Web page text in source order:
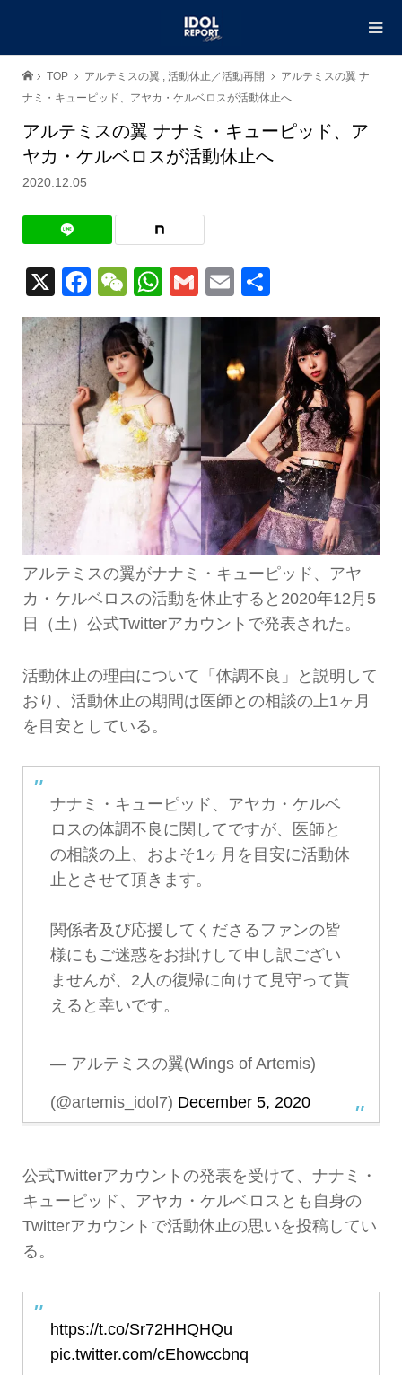
TOP アルテミスの翼 , 活動休止／活動再開
アルテミスの翼 ナ
ナミ・キューピッド、アヤカ・ケルベロスが活動休止へ
アルテミスの翼 ナナミ・キューピッド、ア
ヤカ・ケルベロスが活動休止へ
2020.12.05
X Facebook
WeChat
WhatsApp
GmailEmail
有
アルテミスの翼がナナミ・キューピッド、アヤ
カ・ケルベロスの活動を休止すると2020年12月5
日（土）公式Twitterアカウントで発表された。
活動休止の理由について「体調不良」と説明して
おり、活動休止の期間は医師との相談の上1ヶ月
を目安としている。
ナナミ・キューピッド、アヤカ・ケルベ
ロスの体調不良に関してですが、医師と
の相談の上、およそ1ヶ月を目安に活動休
止とさせて頂きます。
関係者及び応援してくださるファンの皆
様にもご迷惑をお掛けして申し訳ござい
ませんが、2人の復帰に向けて見守って貰
えると幸いです。
— アルテミスの翼(Wings of Artemis)
(@artemis_idol7) December 5, 2020
公式Twitterアカウントの発表を受けて、ナナミ・
キューピッド、アヤカ・ケルベロスとも自身の
Twitterアカウントで活動休止の思いを投稿してい
る。
https://t.co/Sr72HHQHQu
pic.twitter.com/cEhowccbnq